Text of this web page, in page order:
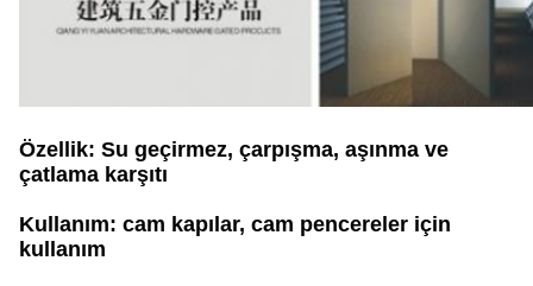
Özellik: Su geçirmez, çarpışma, aşınma ve
çatlama karşıtı
Kullanım: cam kapılar, cam pencereler için
kullanım